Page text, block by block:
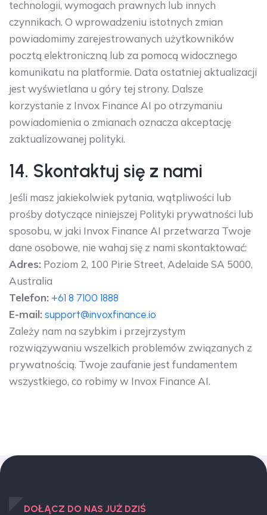
technologii, wymogach prawnych lub innych
czynnikach. O wprowadzeniu istotnych zmian
powiadomimy zarejestrowanych użytkowników
pocztą elektroniczną lub za pomocą widocznego
komunikatu na platformie. Data ostatniej aktualizacji
jest wyświetlana u góry tej strony. Dalsze
korzystanie z Invox Finance AI po otrzymaniu
powiadomienia o zmianach oznacza akceptację
zaktualizowanej polityki.
14. Skontaktuj się z nami
Jeśli masz jakiekolwiek pytania, wątpliwości lub
prośby dotyczące niniejszej Polityki prywatności lub
sposobu, w jaki Invox Finance AI przetwarza Twoje
dane osobowe, nie wahaj się z nami skontaktować:
Adres: Poziom 2, 100 Pirie Street, Adelaide SA 5000,
Australia
Telefon: +61 8 7100 1888
E-mail: support@invoxfinance.io
Zależy nam na szybkim i przejrzystym
rozwiązywaniu wszelkich problemów związanych z
prywatnością. Twoje zaufanie jest fundamentem
wszystkiego, co robimy w Invox Finance AI.
DOŁĄCZ DO NAS JUŻ DZIŚ